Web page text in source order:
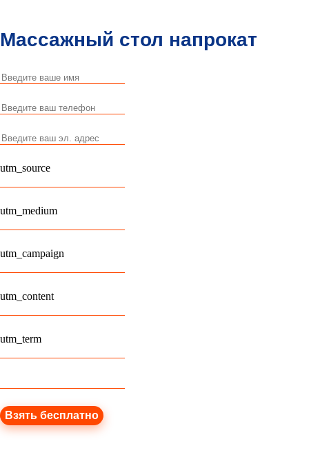
Массажный стол напрокат
utm_source
utm_medium
utm_campaign
utm_content
utm_term
Взять бесплатно